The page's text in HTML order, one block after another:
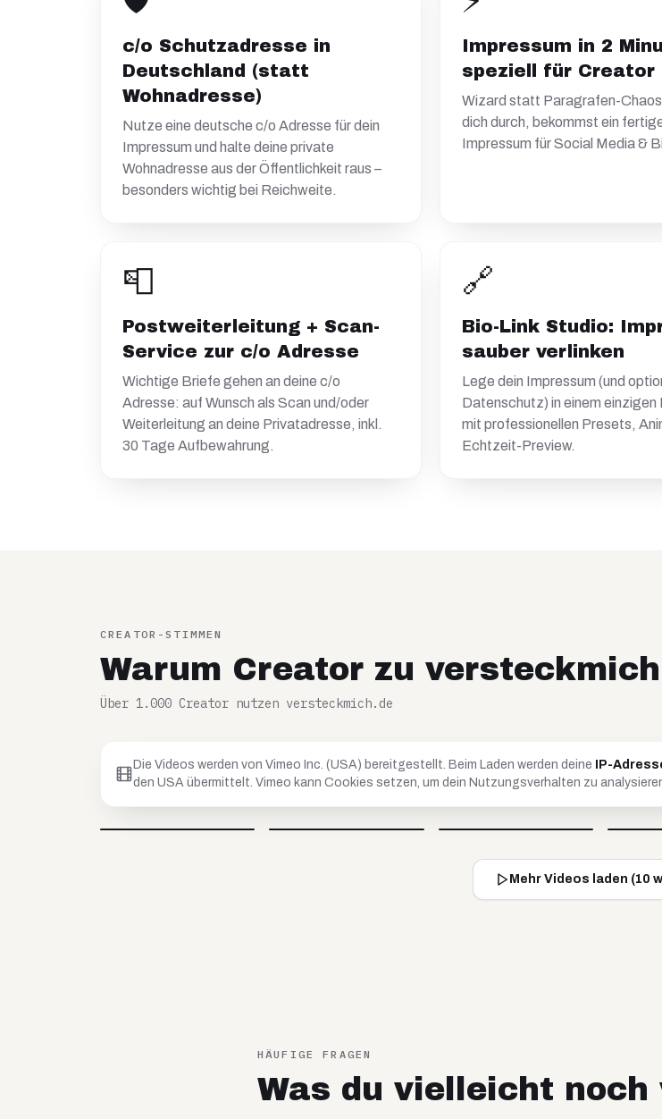
c/o Schutzadresse in
Deutschland (statt
Wohnadresse)
Nutze eine deutsche c/o Adresse für dein
Impressum und halte deine private
Wohnadresse aus der Öffentlichkeit raus –
besonders wichtig bei Reichweite.
Impressum in 2
speziell für Creator
Wizard statt Paragrafen-
dich durch, bekommst ein
Impressum für Social Media &
📮
Postweiterleitung + Scan-
Service zur c/o Adresse
Wichtige Briefe gehen an deine c/o
Adresse: auf Wunsch als Scan und/oder
Weiterleitung an deine Privatadresse, inkl.
30 Tage Aufbewahrung.
🔗
Bio-Link Studio:
sauber verlinken
Lege dein Impressum (und
Datenschutz) in einem einzigen
mit professionellen Presets,
Echtzeit-Preview.
CREATOR-STIMMEN
Warum Creator zu
Über 1.000 Creator nutzen versteckmich.de
Die Videos werden von Vimeo Inc. (USA) bereitgestellt. Beim Laden werden deine IP-
den USA übermittelt. Vimeo kann Cookies setzen, um dein Nutzungsverhalten zu
Mehr Videos laden (10
HÄUFIGE FRAGEN
Was du vielleicht